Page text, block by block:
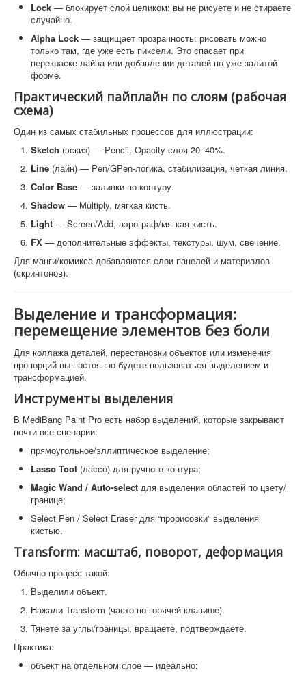
Lock — блокирует слой целиком: вы не рисуете и не стираете
случайно.
Alpha Lock — защищает прозрачность: рисовать можно
только там, где уже есть пиксели. Это спасает при
перекраске лайна или добавлении деталей по уже залитой
форме.
Практический пайплайн по слоям (рабочая
схема)
Один из самых стабильных процессов для иллюстрации:
Sketch (эскиз) — Pencil, Opacity слоя 20–40%.
Line (лайн) — Pen/GPen-логика, стабилизация, чёткая линия.
Color Base — заливки по контуру.
Shadow — Multiply, мягкая кисть.
Light — Screen/Add, аэрограф/мягкая кисть.
FX — дополнительные эффекты, текстуры, шум, свечение.
Для манги/комикса добавляются слои панелей и материалов
(скринтонов).
Выделение и трансформация:
перемещение элементов без боли
Для коллажа деталей, перестановки объектов или изменения
пропорций вы постоянно будете пользоваться выделением и
трансформацией.
Инструменты выделения
В MediBang Paint Pro есть набор выделений, которые закрывают
почти все сценарии:
прямоугольное/эллиптическое выделение;
Lasso Tool (лассо) для ручного контура;
Magic Wand / Auto-select для выделения областей по цвету/
границе;
Select Pen / Select Eraser для “прорисовки” выделения
кистью.
Transform: масштаб, поворот, деформация
Обычно процесс такой:
Выделили объект.
Нажали Transform (часто по горячей клавише).
Тянете за углы/границы, вращаете, подтверждаете.
Практика:
объект на отдельном слое — идеально;